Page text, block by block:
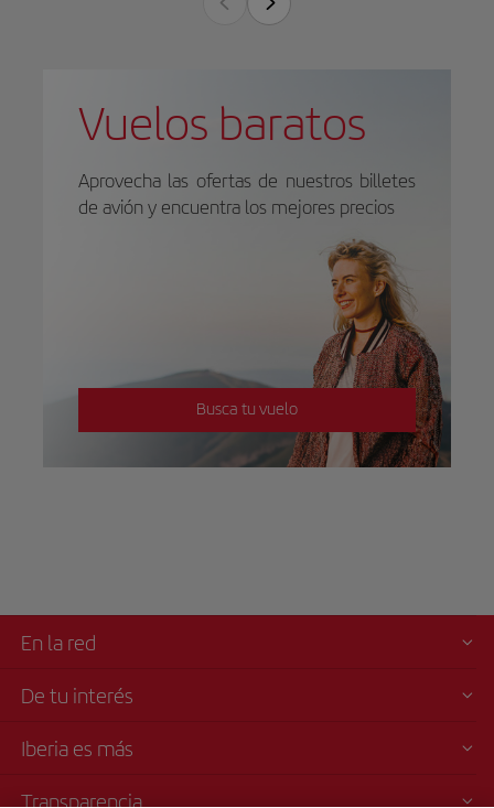
Vuelos baratos
Aprovecha las ofertas de nuestros billetes
de avión y encuentra los mejores precios
Busca tu vuelo
En la red
De tu interés
Iberia es más
Transparencia